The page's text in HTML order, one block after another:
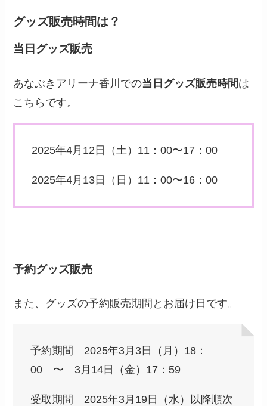
グッズ販売時間は？
当日グッズ販売
あなぶきアリーナ香川での当日グッズ販売時間は
こちらです。
2025年4月12日（土）11：00〜17：00
2025年4月13日（日）11：00〜16：00
予約グッズ販売
また、グッズの予約販売期間とお届け日です。
予約期間 2025年3月3日（月）18：
00 〜 3月14日（金）17：59
受取期間 2025年3月19日（水）以降順次